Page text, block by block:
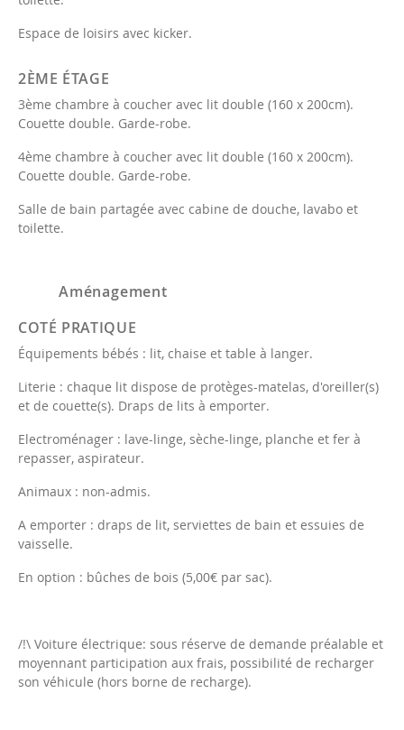
Espace de loisirs avec kicker.
2ÈME ÉTAGE
3ème chambre à coucher avec lit double (160 x 200cm).
Couette double. Garde-robe.
4ème chambre à coucher avec lit double (160 x 200cm).
Couette double. Garde-robe.
Salle de bain partagée avec cabine de douche, lavabo et
toilette.
Aménagement
COTÉ PRATIQUE
Équipements bébés : lit, chaise et table à langer.
Literie : chaque lit dispose de protèges-matelas, d'oreiller(s)
et de couette(s). Draps de lits à emporter.
Electroménager : lave-linge, sèche-linge, planche et fer à
repasser, aspirateur.
Animaux : non-admis.
A emporter : draps de lit, serviettes de bain et essuies de
vaisselle.
En option : bûches de bois (5,00€ par sac).
/!\ Voiture électrique: sous réserve de demande préalable et
moyennant participation aux frais, possibilité de recharger
son véhicule (hors borne de recharge).